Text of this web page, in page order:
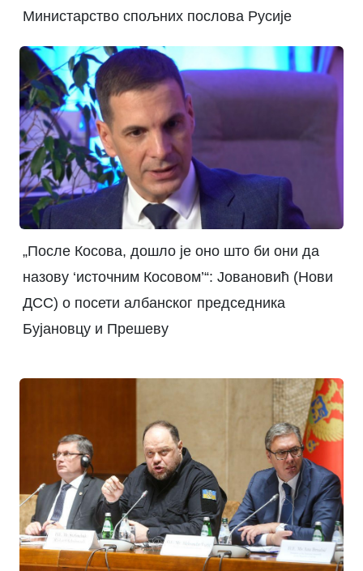
Министарство спољних послова Русије
„После Косова, дошло је оно што би они да
назову ‘источним Косовом’“: Јовановић (Нови
ДСС) о посети албанског председника
Бујановцу и Прешеву